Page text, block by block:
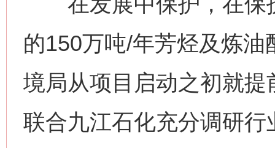
的150万吨/年芳烃及炼
境局从项目启动之初就
联合九江石化充分调研